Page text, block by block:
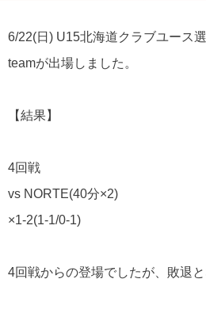
6/22(日) U15北海道クラブユース
teamが出場しました。
【結果】
4回戦
vs NORTE(40分×2)
×1-2(1-1/0-1)
4回戦からの登場でしたが、敗退と